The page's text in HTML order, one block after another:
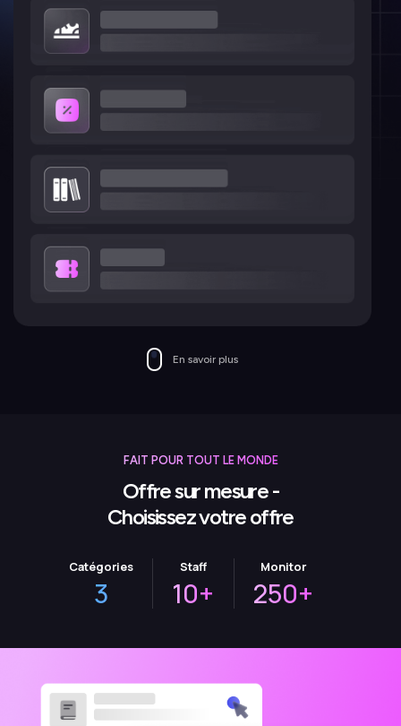
En savoir plus
FAIT POUR TOUT LE MONDE
Offre sur mesure -
Choisissez votre offre
Catégories
3
Staff
10+
Monitor
250+